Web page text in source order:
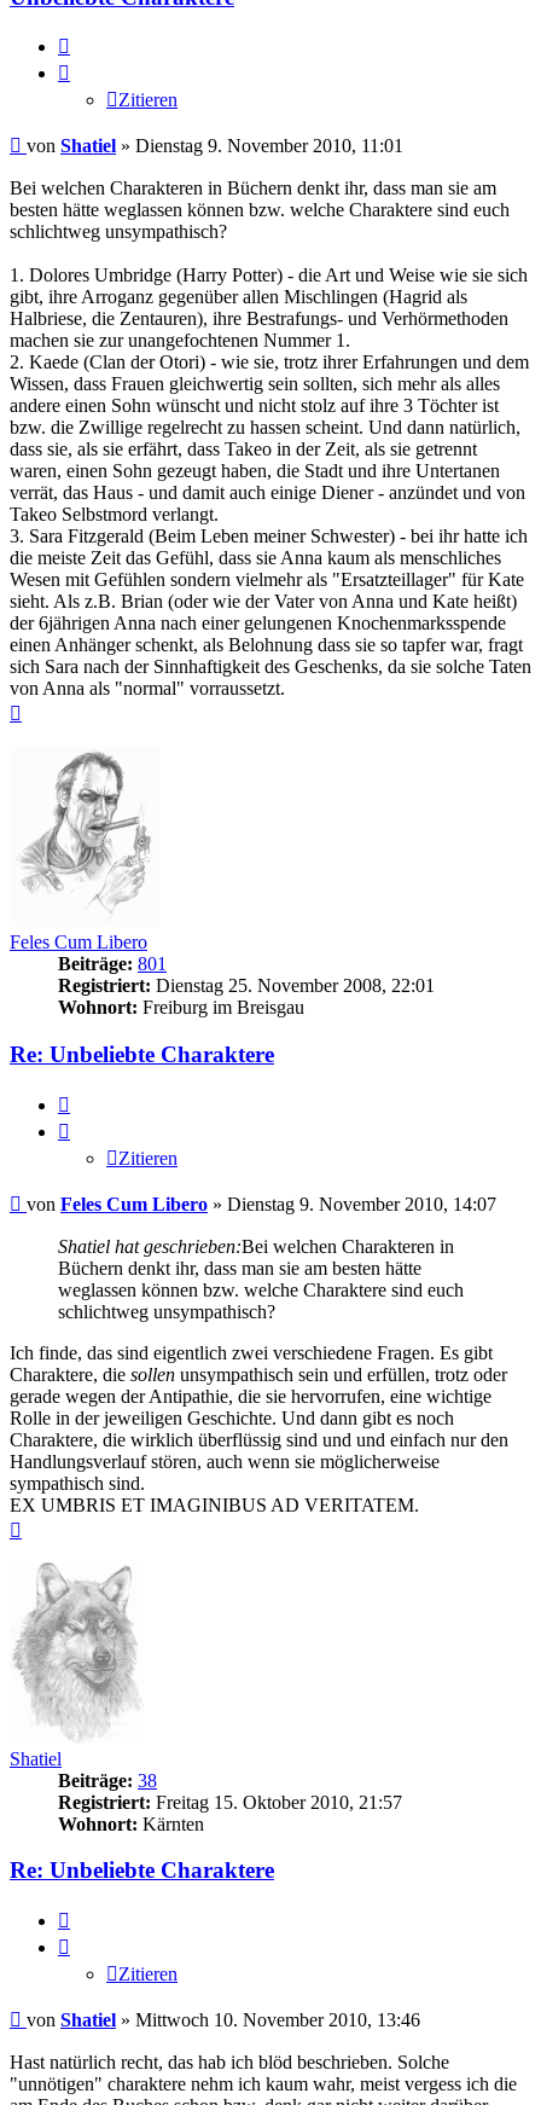
Zitieren
Beitrag
von Shatiel » Dienstag 9. November 2010, 11:01
Bei welchen Charakteren in Büchern denkt ihr, dass man sie am
besten hätte weglassen können bzw. welche Charaktere sind euch
schlichtweg unsympathisch?
1. Dolores Umbridge (Harry Potter) - die Art und Weise wie sie sich
gibt, ihre Arroganz gegenüber allen Mischlingen (Hagrid als
Halbriese, die Zentauren), ihre Bestrafungs- und Verhörmethoden
machen sie zur unangefochtenen Nummer 1.
2. Kaede (Clan der Otori) - wie sie, trotz ihrer Erfahrungen und dem
Wissen, dass Frauen gleichwertig sein sollten, sich mehr als alles
andere einen Sohn wünscht und nicht stolz auf ihre 3 Töchter ist
bzw. die Zwillige regelrecht zu hassen scheint. Und dann natürlich,
dass sie, als sie erfährt, dass Takeo in der Zeit, als sie getrennt
waren, einen Sohn gezeugt haben, die Stadt und ihre Untertanen
verrät, das Haus - und damit auch einige Diener - anzündet und von
Takeo Selbstmord verlangt.
3. Sara Fitzgerald (Beim Leben meiner Schwester) - bei ihr hatte ich
die meiste Zeit das Gefühl, dass sie Anna kaum als menschliches
Wesen mit Gefühlen sondern vielmehr als "Ersatzteillager" für Kate
sieht. Als z.B. Brian (oder wie der Vater von Anna und Kate heißt)
der 6jährigen Anna nach einer gelungenen Knochenmarksspende
einen Anhänger schenkt, als Belohnung dass sie so tapfer war, fragt
sich Sara nach der Sinnhaftigkeit des Geschenks, da sie solche Taten
von Anna als "normal" vorraussetzt.
Feles Cum Libero
Beiträge: 801
Registriert: Dienstag 25. November 2008, 22:01
Wohnort: Freiburg im Breisgau
Re: Unbeliebte Charaktere
Zitieren
Beitrag
von Feles Cum Libero » Dienstag 9. November 2010, 14:07
Shatiel hat geschrieben:Bei welchen Charakteren in
Büchern denkt ihr, dass man sie am besten hätte
weglassen können bzw. welche Charaktere sind euch
schlichtweg unsympathisch?
Ich finde, das sind eigentlich zwei verschiedene Fragen. Es gibt
Charaktere, die sollen unsympathisch sein und erfüllen, trotz oder
gerade wegen der Antipathie, die sie hervorrufen, eine wichtige
Rolle in der jeweiligen Geschichte. Und dann gibt es noch
Charaktere, die wirklich überflüssig sind und und einfach nur den
Handlungsverlauf stören, auch wenn sie möglicherweise
sympathisch sind.
EX UMBRIS ET IMAGINIBUS AD VERITATEM.
Shatiel
Beiträge: 38
Registriert: Freitag 15. Oktober 2010, 21:57
Wohnort: Kärnten
Re: Unbeliebte Charaktere
Zitieren
Beitrag
von Shatiel » Mittwoch 10. November 2010, 13:46
Hast natürlich recht, das hab ich blöd beschrieben. Solche
"unnötigen" charaktere nehm ich kaum wahr, meist vergess ich die